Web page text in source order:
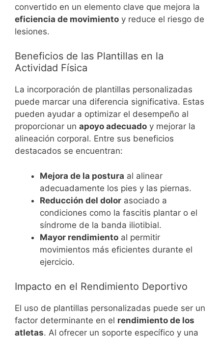
convertido en un elemento clave que mejora la
eficiencia de movimiento y reduce el riesgo de
lesiones.
Beneficios de las Plantillas en la
Actividad Física
La incorporación de plantillas personalizadas
puede marcar una diferencia significativa. Estas
pueden ayudar a optimizar el desempeño al
proporcionar un apoyo adecuado y mejorar la
alineación corporal. Entre sus beneficios
destacados se encuentran:
Mejora de la postura al alinear
adecuadamente los pies y las piernas.
Reducción del dolor asociado a
condiciones como la fascitis plantar o el
síndrome de la banda iliotibial.
Mayor rendimiento al permitir
movimientos más eficientes durante el
ejercicio.
Impacto en el Rendimiento Deportivo
El uso de plantillas personalizadas puede ser un
factor determinante en el rendimiento de los
atletas. Al ofrecer un soporte específico y una